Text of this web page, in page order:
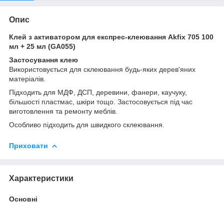
Опис
Клей з активатором для експрес-клеювання Akfix 705 100
мл + 25 мл (GA055)
Застосування клею
Використовується для склеювання будь-яких дерев'яних
матеріалів.
Підходить для МДФ, ДСП, деревини, фанери, каучуку,
більшості пластмас, шкіри тощо. Застосовується під час
виготовлення та ремонту меблів.
Особливо підходить для швидкого склеювання.
Приховати
Характеристики
Основні